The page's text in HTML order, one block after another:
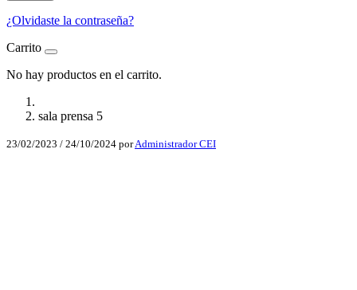
¿Olvidaste la contraseña?
Carrito
No hay productos en el carrito.
sala prensa 5
23/02/2023 / 24/10/2024 porAdministrador CEI